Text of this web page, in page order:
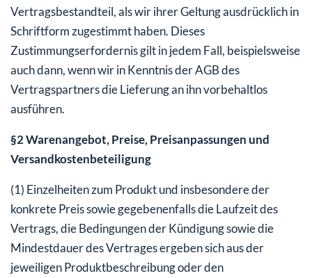
Vertragsbestandteil, als wir ihrer Geltung ausdrücklich in
Schriftform zugestimmt haben. Dieses
Zustimmungserfordernis gilt in jedem Fall, beispielsweise
auch dann, wenn wir in Kenntnis der AGB des
Vertragspartners die Lieferung an ihn vorbehaltlos
ausführen.
§2 Warenangebot, Preise, Preisanpassungen und
Versandkostenbeteiligung
(1) Einzelheiten zum Produkt und insbesondere der
konkrete Preis sowie gegebenenfalls die Laufzeit des
Vertrags, die Bedingungen der Kündigung sowie die
Mindestdauer des Vertrages ergeben sich aus der
jeweiligen Produktbeschreibung oder den